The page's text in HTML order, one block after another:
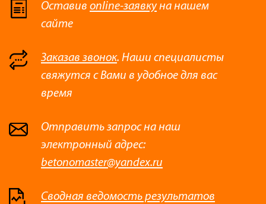
Оставив online-заявкуна нашем
сайте
Заказав звонок. Наши специалисты
свяжутся с Вами в удобное для вас
время
Отправить запрос на наш
электронный адрес:
betonomaster@yandex.ru
Сводная ведомость результатов